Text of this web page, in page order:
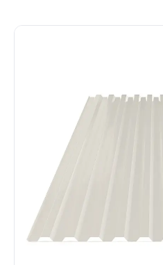
Сваи винтовые
Забор